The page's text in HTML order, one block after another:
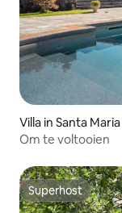
Villa in Santa
Om te voltooien
Superhost
Superhost